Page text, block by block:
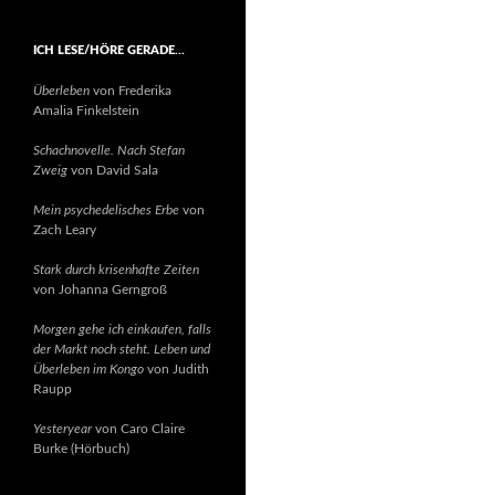
ICH LESE/HÖRE GERADE…
Überleben von Frederika
Amalia Finkelstein
Schachnovelle. Nach Stefan
Zweig von David Sala
Mein psychedelisches Erbe von
Zach Leary
Stark durch krisenhafte Zeiten
von Johanna Gerngroß
Morgen gehe ich einkaufen, falls
der Markt noch steht. Leben und
Überleben im Kongo von Judith
Raupp
Yesteryearvon Caro Claire
Burke (Hörbuch)